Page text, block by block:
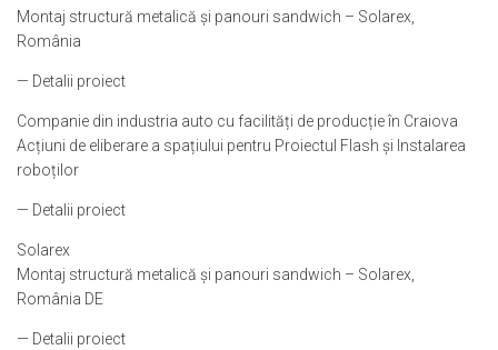
Montaj structură metalică și panouri sandwich – Solarex,
România
— Detalii proiect
Companie din industria auto cu facilități de producție în Craiova
Acțiuni de eliberare a spațiului pentru Proiectul Flash și Instalarea
roboților
— Detalii proiect
Solarex
Montaj structură metalică și panouri sandwich – Solarex,
România DE
— Detalii proiect